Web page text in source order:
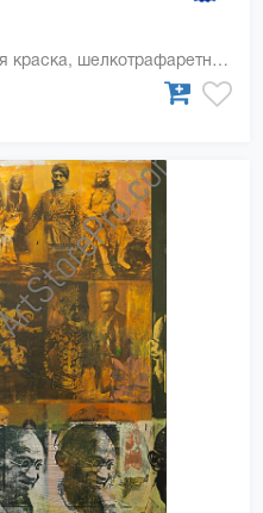
150 x 115 см, холст, масляная краска, шелкотрафаретная краска